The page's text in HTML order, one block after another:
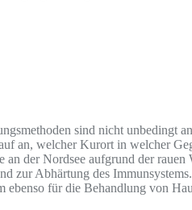
sind nicht unbedingt
an, welcher Kurort in welcher
der Nordsee aufgrund der rauen
zur Abhärtung des
für die Behandlung von